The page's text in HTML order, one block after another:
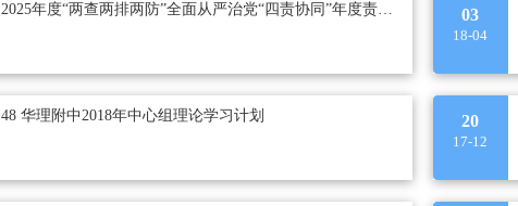
2025年度“两查两排两防”全面从严治党“四责协同”年度责任项目 03
18-04
48 华理附中2018年中心组理论学习计划 20
17-12